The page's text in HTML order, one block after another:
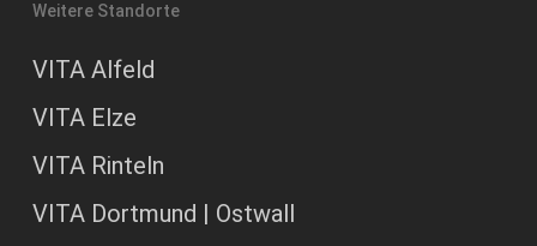
Weitere Standorte
VITA Alfeld
VITA Elze
VITA Rinteln
VITA Dortmund | Ostwall